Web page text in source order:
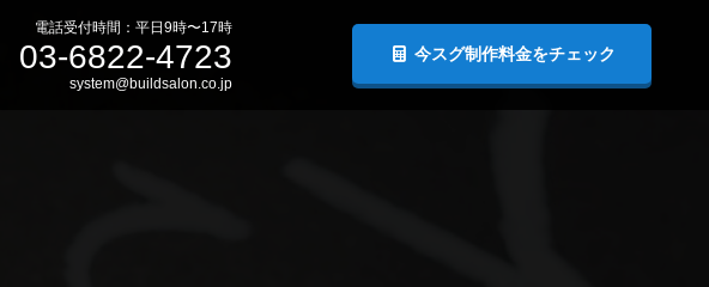
今スグ制作料金をチェック
電話受付時間：平日9時〜17時
03-6822-4723
system@buildsalon.co.jp